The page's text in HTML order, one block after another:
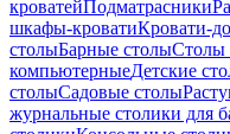
кроватейПодматрасники
шкафы-кроватиКровати-
столыБарные столыСтолы
компьютерныеДетские
столыСадовые столы
журнальные столики для